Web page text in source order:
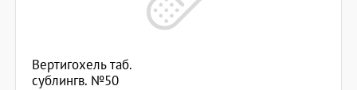
Вертигохель таб.
сублингв. №50